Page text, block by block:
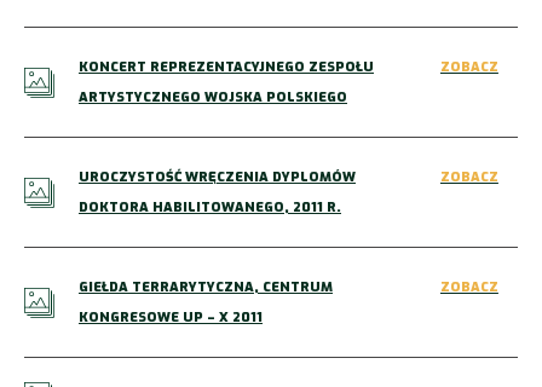
KONCERT REPREZENTACYJNEGO ZESPOŁU
ARTYSTYCZNEGO WOJSKA POLSKIEGO
ZOBACZ
UROCZYSTOŚĆ WRĘCZENIA DYPLOMÓW
DOKTORA HABILITOWANEGO, 2011 R.
ZOBACZ
GIEŁDA TERRARYTYCZNA, CENTRUM
KONGRESOWE UP – X 2011
ZOBACZ